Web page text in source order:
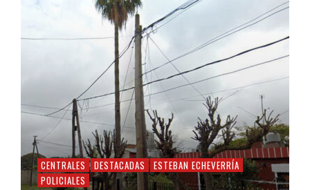
CENTRALES DESTACADAS
ESTEBAN ECHEVERRÍA
POLICIALES